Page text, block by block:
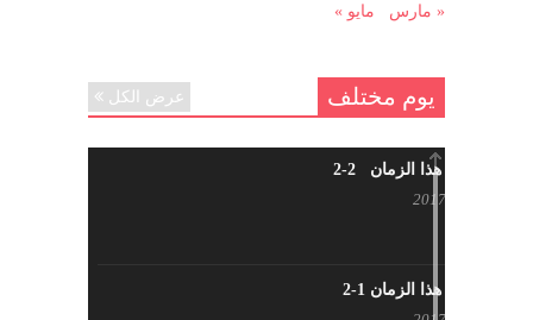
« مارس مايو »
يوم مختلف عرض الكل
شاب من هذا الزمان 2-2
شاب من هذا الزمان 1-2